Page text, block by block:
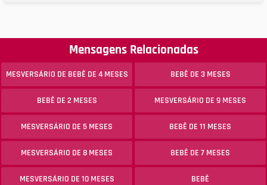
Mensagens Relacionadas
MESVERSÁRIO DE BEBÊ DE 4 MESES BEBÊ DE 3 MESES
BEBÊ DE 2 MESES MESVERSÁRIO DE 9 MESES
MESVERSÁRIO DE 5 MESES BEBÊ DE 11 MESES
MESVERSÁRIO DE 8 MESES BEBÊ DE 7 MESES
MESVERSÁRIO DE 10 MESES BEBÊ